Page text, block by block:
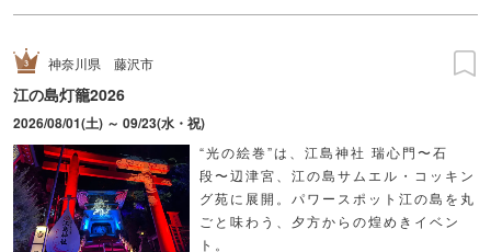
神奈川県 藤沢市
江の島灯籠2026
2026/08/01(土) ～ 09/23(水・祝)
“光の絵巻”は、江島神社 瑞心門〜石
段〜辺津宮、江の島サムエル・コッキン
グ苑に展開。パワースポット江の島を丸
ごと味わう、夕方からの煌めきイベン
ト。